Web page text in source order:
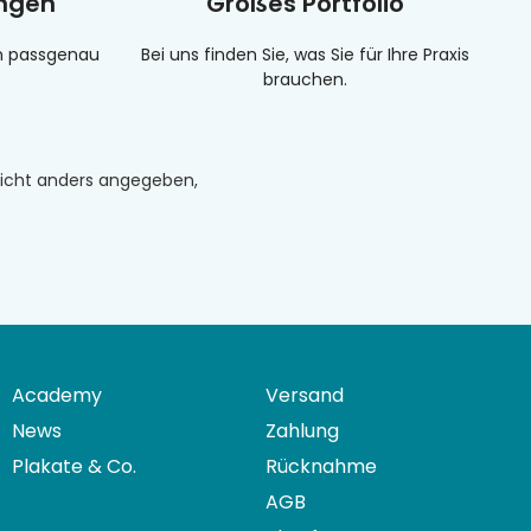
passgenau
Bei uns finden Sie, was Sie für Ihre Praxis
brauchen.
anders angegeben,
Academy
News
Plakate & Co.
Versand
Zahlung
Rücknahme
AGB